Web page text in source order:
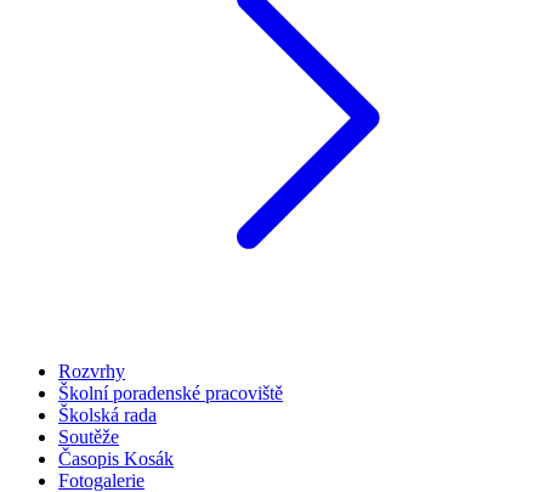
Rozvrhy
Školní poradenské pracoviště
Školská rada
Soutěže
Časopis Kosák
Fotogalerie